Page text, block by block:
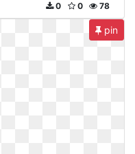
78
0
0
pin